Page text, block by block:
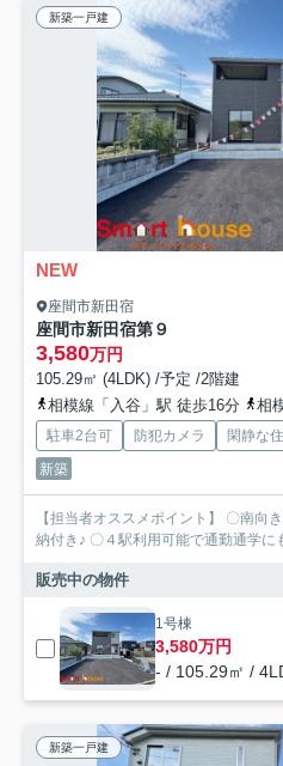
新築一戸建
NEW
座間市新田宿
座間市新田宿第９
3,580万円
105.29㎡ (4LDK) /予定 /2階建
相模線「入谷」駅 徒歩16分
相
駐車2台可 防犯カメラ 閑静な
新築
【担当者オススメポイント】 〇南向
販売中の物件
1号棟
3,580万円
- / 105.29㎡ /
新築一戸建